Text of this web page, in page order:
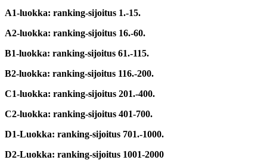
A1-luokka: ranking-sijoitus 1.-15.
A2-luokka: ranking-sijoitus 16.-60.
B1-luokka: ranking-sijoitus 61.-115.
B2-luokka: ranking-sijoitus 116.-200.
C1-luokka: ranking-sijoitus 201.-400.
C2-luokka: ranking-sijoitus 401-700.
D1-Luokka: ranking-sijoitus 701.-1000.
D2-Luokka: ranking-sijoitus 1001-2000